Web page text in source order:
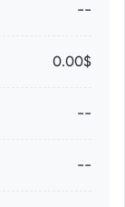
--
0.00$
--
--